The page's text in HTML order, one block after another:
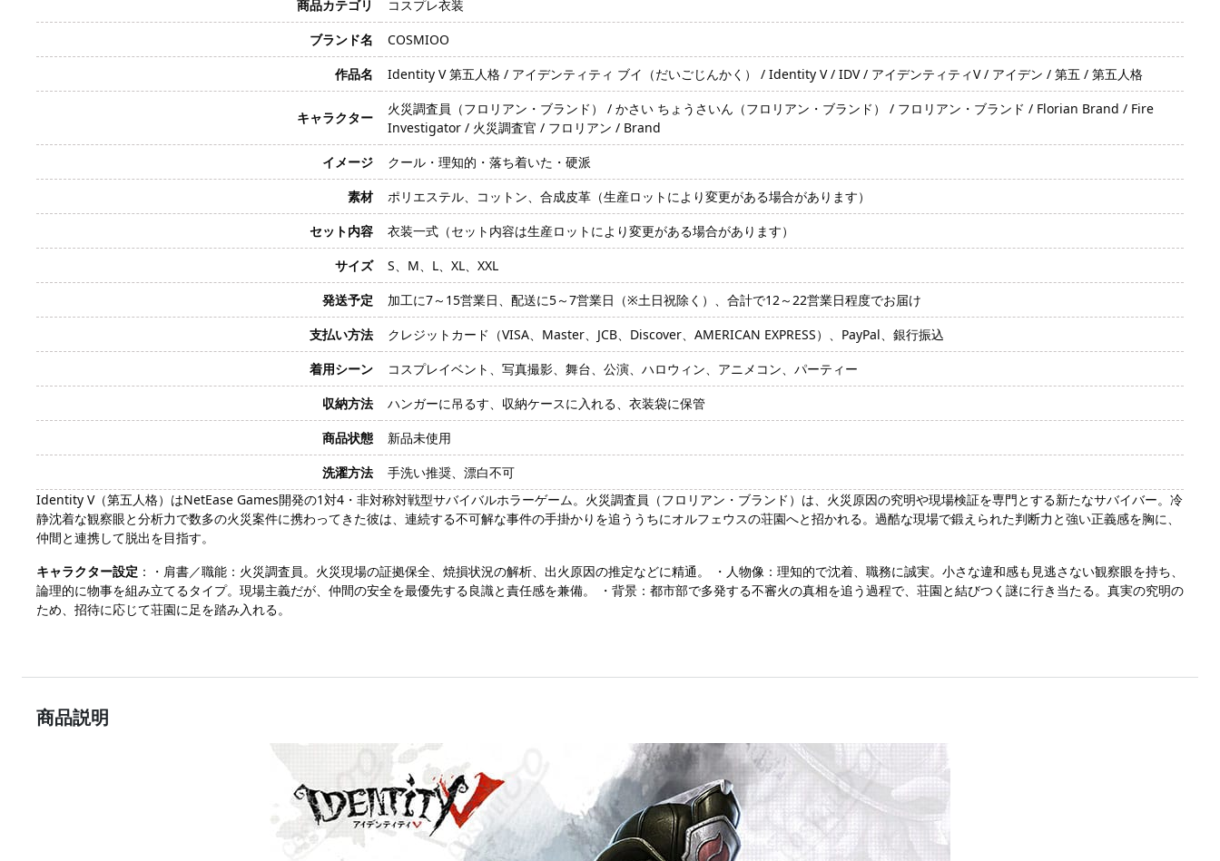
商品カテゴリ
コスプレ衣装
ブランド名
COSMIOO
作品名
Identity V 第五人格 / アイデンティティ ブイ（だいごじんかく） / Identity V / IDV / アイデンティティV / アイデン / 第五 / 第五人格
キャラクター
火災調査員（フロリアン・ブランド） / かさい ちょうさいん（フロリアン・ブランド） / フロリアン・ブランド / Florian Brand / Fire
Investigator / 火災調査官 / フロリアン / Brand
イメージ
クール・理知的・落ち着いた・硬派
素材
ポリエステル、コットン、合成皮革（生産ロットにより変更がある場合があります）
セット内容
衣装一式（セット内容は生産ロットにより変更がある場合があります）
サイズ
S、M、L、XL、XXL
発送予定
加工に7～15営業日、配送に5～7営業日（※土日祝除く）、合計で12～22営業日程度でお届け
支払い方法
クレジットカード（VISA、Master、JCB、Discover、AMERICAN EXPRESS）、PayPal、銀行振込
着用シーン
コスプレイベント、写真撮影、舞台、公演、ハロウィン、アニメコン、パーティー
収納方法
ハンガーに吊るす、収納ケースに入れる、衣装袋に保管
商品状態
新品未使用
洗濯方法
手洗い推奨、漂白不可
Identity V（第五人格）はNetEase Games開発の1対4・非対称対戦型サバイバルホラーゲーム。火災調査員（フロリアン・ブランド）は、火災原因の究明や現場検証を専門とする新たなサバイバー。冷
静沈着な観察眼と分析力で数多の火災案件に携わってきた彼は、連続する不可解な事件の手掛かりを追ううちにオルフェウスの荘園へと招かれる。過酷な現場で鍛えられた判断力と強い正義感を胸に、
仲間と連携して脱出を目指す。
キャラクター設定 ：・肩書／職能：火災調査員。火災現場の証拠保全、焼損状況の解析、出火原因の推定などに精通。 ・人物像：理知的で沈着、職務に誠実。小さな違和感も見逃さない観察眼を持ち、
論理的に物事を組み立てるタイプ。現場主義だが、仲間の安全を最優先する良識と責任感を兼備。 ・背景：都市部で多発する不審火の真相を追う過程で、荘園と結びつく謎に行き当たる。真実の究明の
ため、招待に応じて荘園に足を踏み入れる。
商品説明